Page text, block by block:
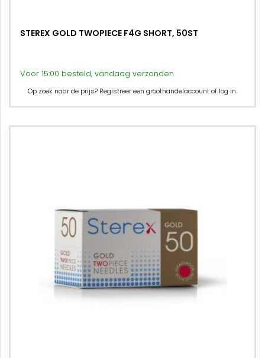
STEREX GOLD TWOPIECE F4G SHORT, 50ST
Voor 15:00 besteld, vandaag verzonden
Op zoek naar de prijs? Registreer een groothandelaccount of log in.